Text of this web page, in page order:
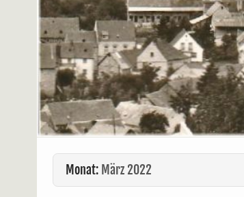
Monat: März 2022